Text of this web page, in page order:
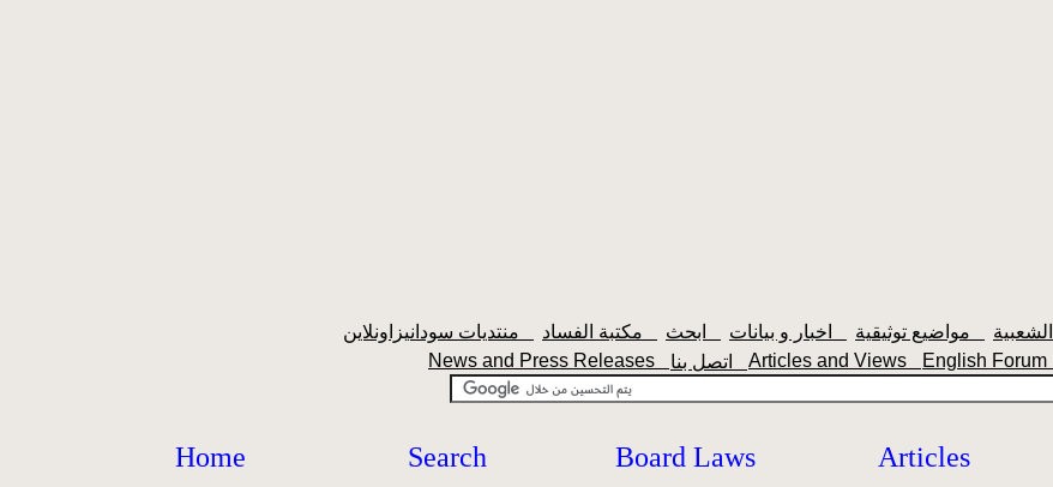
News and Press Releases
Articles and Views English Forum
Home Search Board Laws Articles